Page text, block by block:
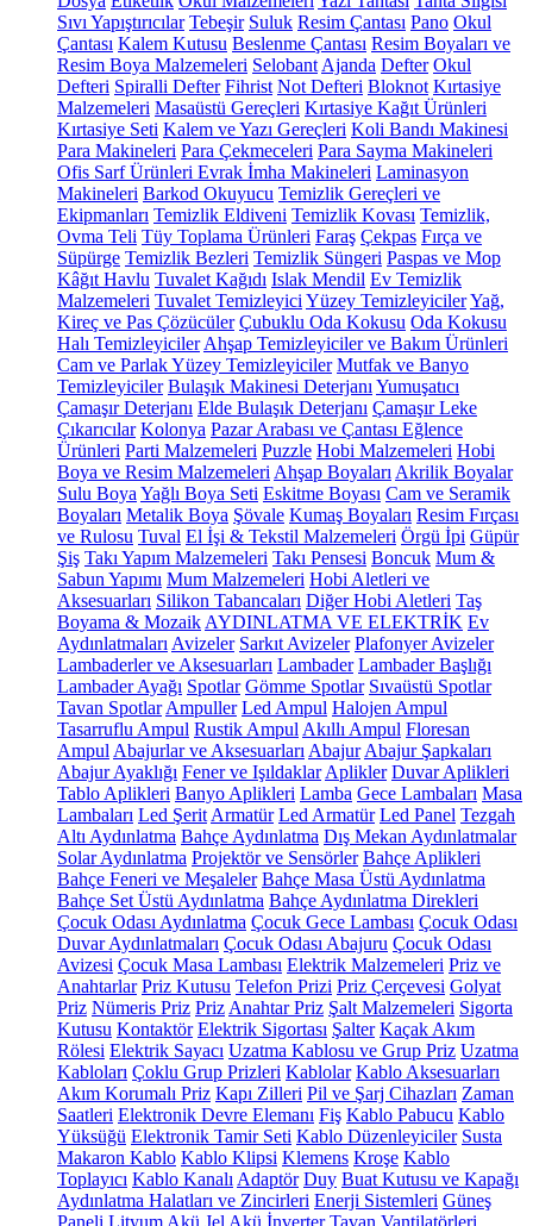
Sıvı Yapıştırıcılar Tebeşir Suluk Resim Çantası Pano Okul
Çantası Kalem Kutusu Beslenme Çantası Resim Boyaları ve
Resim Boya Malzemeleri Selobant Ajanda Defter Okul
Defteri Spiralli Defter Fihrist Not Defteri Bloknot Kırtasiye
Malzemeleri Masaüstü Gereçleri Kırtasiye Kağıt Ürünleri
Kırtasiye Seti Kalem ve Yazı Gereçleri Koli Bandı Makinesi
Para Makineleri Para Çekmeceleri Para Sayma Makineleri
Ofis Sarf Ürünleri Evrak İmha Makineleri Laminasyon
Makineleri Barkod Okuyucu Temizlik Gereçleri ve
Ekipmanları Temizlik Eldiveni Temizlik Kovası Temizlik,
Ovma Teli Tüy Toplama Ürünleri Faraş Çekpas Fırça ve
Süpürge Temizlik Bezleri Temizlik Süngeri Paspas ve Mop
Kâğıt Havlu Tuvalet Kağıdı Islak Mendil Ev Temizlik
Malzemeleri Tuvalet Temizleyici Yüzey TemizleyicilerYağ,
Kireç ve Pas Çözücüler Çubuklu Oda Kokusu Oda Kokusu
Halı Temizleyiciler Ahşap Temizleyiciler ve Bakım Ürünleri
Cam ve Parlak Yüzey Temizleyiciler Mutfak ve Banyo
Temizleyiciler Bulaşık Makinesi Deterjanı Yumuşatıcı
Çamaşır Deterjanı Elde Bulaşık Deterjanı Çamaşır Leke
Çıkarıcılar Kolonya Pazar Arabası ve Çantası Eğlence
Ürünleri Parti Malzemeleri Puzzle Hobi Malzemeleri Hobi
Boya ve Resim Malzemeleri Ahşap Boyaları Akrilik Boyalar
Sulu Boya Yağlı Boya Seti Eskitme Boyası Cam ve Seramik
Boyaları Metalik Boya Şövale Kumaş Boyaları Resim Fırçası
ve Rulosu Tuval El İşi & Tekstil Malzemeleri Örgü İpi Güpür
Şiş Takı Yapım Malzemeleri Takı Pensesi Boncuk Mum &
Sabun Yapımı Mum Malzemeleri Hobi Aletleri ve
Aksesuarları Silikon Tabancaları Diğer Hobi Aletleri Taş
Boyama & Mozaik AYDINLATMA VE ELEKTRİK Ev
Aydınlatmaları Avizeler Sarkıt Avizeler Plafonyer Avizeler
Lambaderler ve Aksesuarları Lambader Lambader Başlığı
Lambader Ayağı Spotlar Gömme Spotlar Sıvaüstü Spotlar
Tavan Spotlar Ampuller Led Ampul Halojen Ampul
Tasarruflu Ampul Rustik Ampul Akıllı Ampul Floresan
Ampul Abajurlar ve Aksesuarları Abajur Abajur Şapkaları
Abajur Ayaklığı Fener ve Işıldaklar Aplikler Duvar Aplikleri
Tablo Aplikleri Banyo Aplikleri Lamba Gece Lambaları Masa
Lambaları Led Şerit Armatür Led Armatür Led Panel Tezgah
Altı Aydınlatma Bahçe Aydınlatma Dış Mekan Aydınlatmalar
Solar Aydınlatma Projektör ve Sensörler Bahçe Aplikleri
Bahçe Feneri ve Meşaleler Bahçe Masa Üstü Aydınlatma
Bahçe Set Üstü Aydınlatma Bahçe Aydınlatma Direkleri
Çocuk Odası Aydınlatma Çocuk Gece Lambası Çocuk Odası
Duvar Aydınlatmaları Çocuk Odası Abajuru Çocuk Odası
Avizesi Çocuk Masa Lambası Elektrik Malzemeleri Priz ve
Anahtarlar Priz Kutusu Telefon Prizi Priz Çerçevesi Golyat
Priz Nümeris Priz Priz Anahtar Priz Şalt Malzemeleri Sigorta
Kutusu Kontaktör Elektrik Sigortası Şalter Kaçak Akım
Rölesi Elektrik Sayacı Uzatma Kablosu ve Grup Priz Uzatma
Kabloları Çoklu Grup Prizleri Kablolar Kablo Aksesuarları
Akım Korumalı Priz Kapı Zilleri Pil ve Şarj Cihazları Zaman
Saatleri Elektronik Devre Elemanı Fiş Kablo Pabucu Kablo
Yüksüğü Elektronik Tamir Seti Kablo Düzenleyiciler Susta
Makaron Kablo Kablo Klipsi Klemens Kroşe Kablo
Toplayıcı Kablo Kanalı Adaptör Duy Buat Kutusu ve Kapağı
Aydınlatma Halatları ve Zincirleri Enerji Sistemleri Güneş
Paneli Lityum Akü Jel Akü İnverter Tavan Vantilatörleri